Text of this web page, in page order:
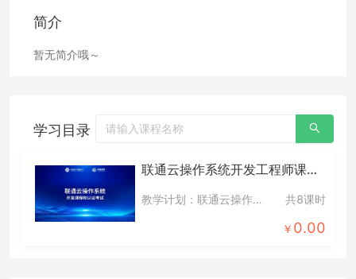
简介
暂无简介哦～
学习目录
联通云操作系统开发工程师课程和认证考试
教学计划：联通云操作系统开发工程师课程和认证考试-默认计划 共8课时
0.00